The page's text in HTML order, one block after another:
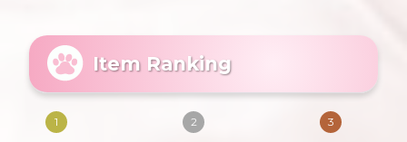
Item Ranking
1 2 3